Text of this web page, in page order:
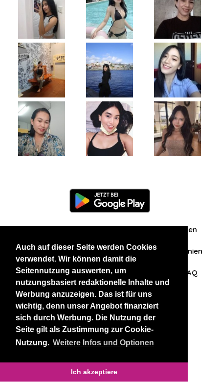
Auch auf dieser Seite werden Cookies
verwendet. Wir können damit die
Seitennutzung auswerten, um
nutzungsbasiert redaktionelle Inhalte und
Werbung anzuzeigen. Das ist für uns
wichtig, denn unser Angebot finanziert
sich durch Werbung. Die Nutzung der
Seite gilt als Zustimmung zur Cookie-
Nutzung. Weitere Infos und Optionen
Ich akzeptiere
Zuschriften/Erfahrungen
Datenschutzerklärung AGB Datenschutzrichtlinien
Nehmen Sie Kontakt mit uns auf FAQ
Unsere anderen Websites
BlackAndBeauties RussianKisses